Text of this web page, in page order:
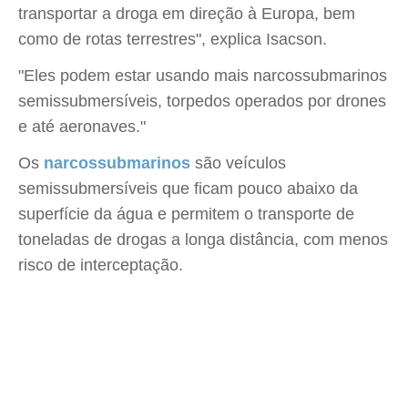
transportar a droga em direção à Europa, bem
como de rotas terrestres", explica Isacson.
"Eles podem estar usando mais narcossubmarinos
semissubmersíveis, torpedos operados por drones
e até aeronaves."
Os narcossubmarinos são veículos
semissubmersíveis que ficam pouco abaixo da
superfície da água e permitem o transporte de
toneladas de drogas a longa distância, com menos
risco de interceptação.